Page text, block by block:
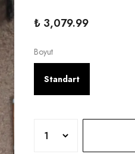
₺ 3,079.99
Boyut
Standart